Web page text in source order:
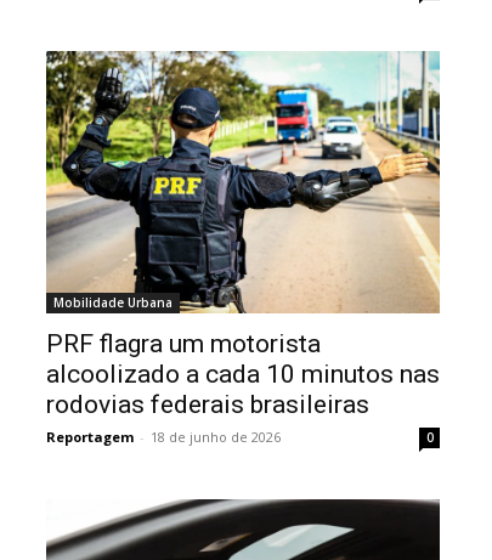
Mobilidade Urbana
PRF flagra um motorista
alcoolizado a cada 10 minutos nas
rodovias federais brasileiras
Reportagem - 18 de junho de 2026 0